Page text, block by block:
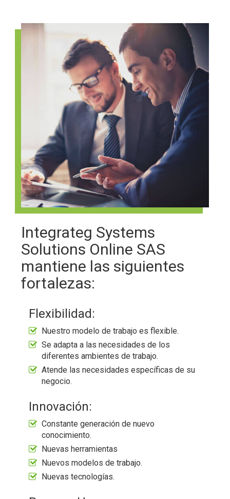
Integrateg Systems
Solutions Online SAS
mantiene las siguientes
fortalezas:
Flexibilidad:
Nuestro modelo de trabajo es flexible.
Se adapta a las necesidades de los
diferentes ambientes de trabajo.
Atende las necesidades específicas de su
negocio.
Innovación:
Constante generación de nuevo
conocimiento.
Nuevas herramientas
Nuevos modelos de trabajo.
Nuevas tecnologías.